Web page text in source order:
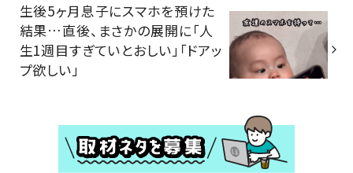
生後5ヶ月息子にスマホを預けた
結果…直後、まさかの展開に「人
生1週目すぎていとおしい」「ドアッ
プ欲しい」